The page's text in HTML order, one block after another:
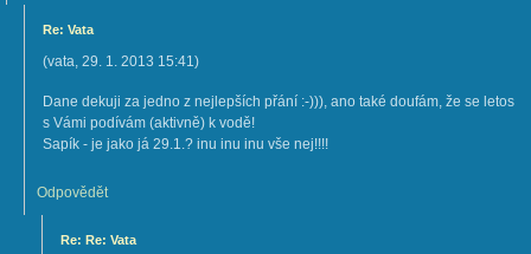
Re: Vata
(vata, 29. 1. 2013 15:41)
Dane dekuji za jedno z nejlepších přání :-))), ano také doufám, že se letos
s Vámi podívám (aktivně) k vodě!
Sapík - je jako já 29.1.? inu inu inu vše nej!!!!
Odpovědět
Re: Re: Vata